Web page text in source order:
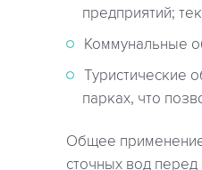
предприятий;
Коммунальные
Туристические
парках, что
Общее
сточных вод